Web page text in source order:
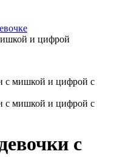
и цифрой
с